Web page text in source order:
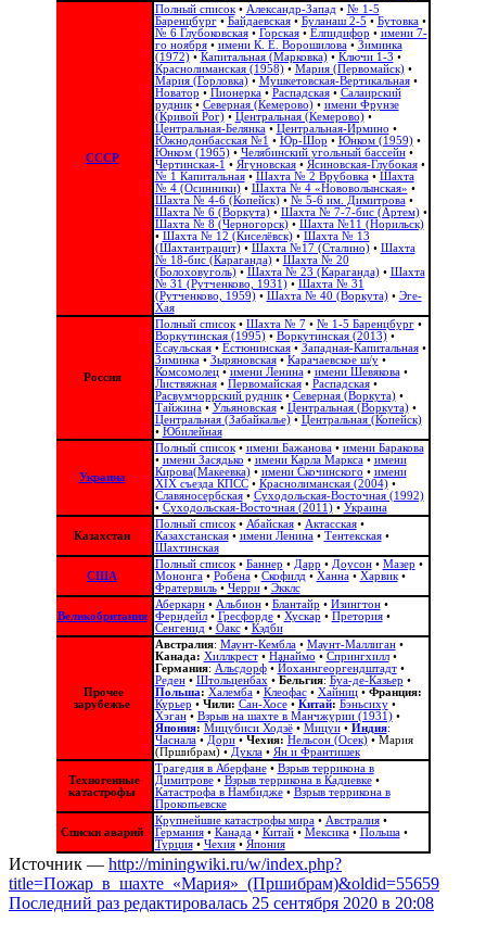
СССР
Полный список• Александр-Запад • № 1-5
Баренцбург• Байдаевская• Буланаш 2-5 • Бутовка•
№ 6 Глубоковская• Горская• Елпидифор • имени 7-
го ноября• имени К. Е. Ворошилова• Зиминка
(1972)• Капитальная (Марковка)• Ключи 1-3 •
Краснолиманская (1958)• Мария (Первомайск)•
Мария (Горловка)• Мушкетовская-Вертикальная•
Новатор • Пионерка• Распадская• Салаирский
рудник• Северная (Кемерово)• имени Фрунзе
(Кривой Рог)• Центральная (Кемерово)•
Центральная-Белянка• Центральная-Ирмино •
Южнодонбасская №1 • Юр-Шор • Юнком (1959)•
Юнком (1965)• Челябинский угольный бассейн•
Чертинская-1 • Ягуновская• Ясиновская-Глубокая•
№ 1 Капитальная• Шахта № 2 Врубовка• Шахта
№ 4 (Осинники)• Шахта № 4 «Нововолынская» •
Шахта № 4-6 (Копейск)• № 5-6 им. Димитрова•
Шахта № 6 (Воркута)• Шахта № 7-7-бис (Артем)•
Шахта № 8 (Черногорск)• Шахта №11 (Норильск)
• Шахта № 12 (Киселёвск)• Шахта № 13
(Шахтантрацит)• Шахта №17 (Сталино)• Шахта
№ 18-бис (Караганда)• Шахта № 20
(Болоховуголь)‎• Шахта № 23 (Караганда)• Шахта
№ 31 (Рутченково, 1931)• Шахта № 31
(Рутченково, 1959)• Шахта № 40 (Воркута)• Эге-
Хая
Россия
Полный список• Шахта № 7• № 1-5 Баренцбург•
Воркутинская (1995)• Воркутинская (2013)•
Есаульская• Естюнинская• Западная-Капитальная•
Зиминка• Зыряновская• Карачаевское ш/у•
Комсомолец• имени Ленина• имени Шевякова•
Листвяжная• Первомайская• Распадская•
Расвумчоррский рудник• Северная (Воркута)•
Тайжина• Ульяновская• Центральная (Воркута)•
Центральная (Забайкалье)• Центральная (Копейск)
• Юбилейная
Украина
Полный список• имени Бажанова• имени Баракова
• имени Засядько • имени Карла Маркса• имени
Кирова(Макеевка)• имени Скочинского • имени
ХІХ съезда КПСС• Краснолиманская (2004)•
Славяносербская• Суходольская-Восточная (1992)
• Суходольская-Восточная (2011)• Украина
Казахстан
Полный список• Абайская• Актасская•
Казахстанская• имени Ленина• Тентекская•
Шахтинская
США
Полный список• Баннер • Дарр • Доусон• Мазер •
Мононга• Робена• Скофилд • Ханна• Харвик•
Фратервиль• Черри• Экклс
Великобритания
Аберкарн• Альбион‎• Блантайр • Изингтон•
Ферндейл• Гресфорде• Хускар • Претория•
Сенгенид • Оакс• Кэдби
Прочее
зарубежье
Австралия: Маунт-Кембла• Маунт-Маллиган•
Канада: Хиллкрест• Нанаймо • Спрингхилл•
Германия: Альсдорф• Йоханнгеоргендштадт•
Реден• Штольценбах • Бельгия: Буа-де-Казьер •
Польша: Халемба• Клеофас• Хайниц• Франция:
Курьер • Чили: Сан-Хосе• Китай: Бэньсиху•
Хэган• Взрыв на шахте в Манчжурии (1931)•
Япония: Мицубиси Ходзё• Мицуи• Индия:
Часнала• Дори• Чехия: Нельсон (Осек)• Мария
(Пршибрам)• Дукла• Ян и Франтишек
Техногенные
катастрофы
Трагедия в Аберфане• Взрыв террикона в
Димитрове• Взрыв террикона в Кадиевке•
Катастрофа в Намбидже• Взрыв террикона в
Прокопьевске
Списки аварий
Крупнейшие катастрофы мира• Австралия•
Германия• Канада• Китай• Мексика• Польша•
Турция• Чехия• Япония
Источник — http://miningwiki.ru/w/index.php?
title=Пожар_в_шахте_«Мария»_(Пршибрам)&oldid=55659
Последний раз редактировалась 25 сентября 2020 в 20:08